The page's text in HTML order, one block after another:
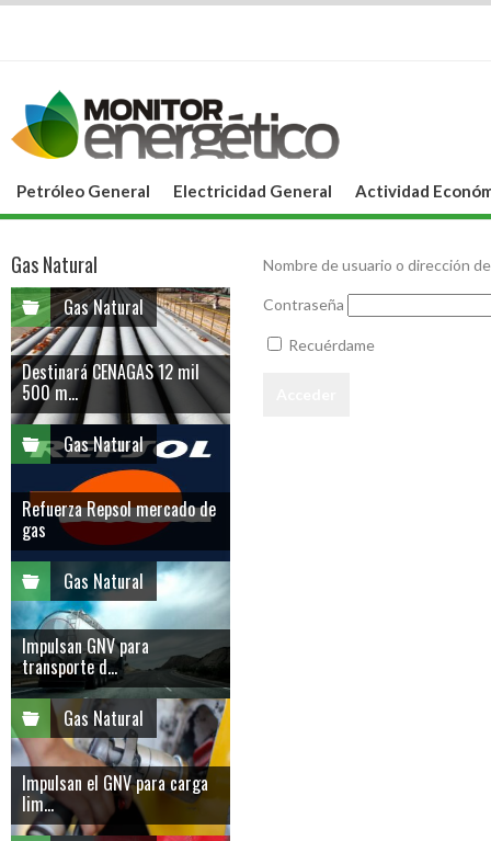
Petróleo General Electricidad General Actividad
Nombre de usuario o dirección
Contraseña
Recuérdame
Gas Natural
Gas Natural
Destinará CENAGAS 12 mil
500 m...
Gas Natural
Refuerza Repsol mercado de
gas
Gas Natural
Impulsan GNV para
transporte d...
Gas Natural
Impulsan el GNV para carga
lim...